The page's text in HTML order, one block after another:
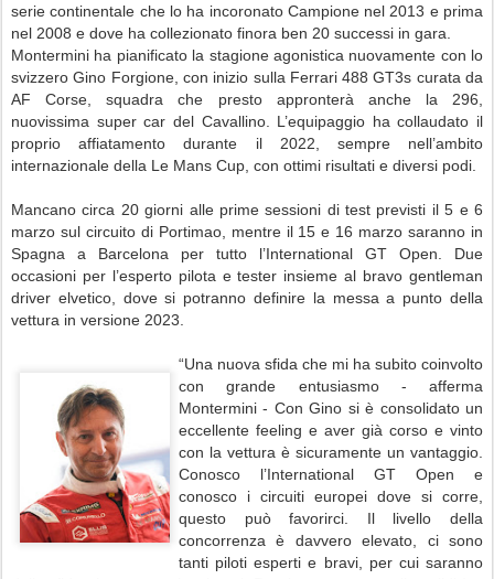
serie continentale che lo ha incoronato Campione nel 2013 e prima
nel 2008 e dove ha collezionato finora ben 20 successi in gara.
Montermini ha pianificato la stagione agonistica nuovamente con lo
svizzero Gino Forgione, con inizio sulla Ferrari 488 GT3s curata da
AF Corse, squadra che presto appronterà anche la 296,
nuovissima super car del Cavallino. L’equipaggio ha collaudato il
proprio affiatamento durante il 2022, sempre nell’ambito
internazionale della Le Mans Cup, con ottimi risultati e diversi podi.
Mancano circa 20 giorni alle prime sessioni di test previsti il 5 e 6
marzo sul circuito di Portimao, mentre il 15 e 16 marzo saranno in
Spagna a Barcelona per tutto l’International GT Open. Due
occasioni per l’esperto pilota e tester insieme al bravo gentleman
driver elvetico, dove si potranno definire la messa a punto della
vettura in versione 2023.
“Una nuova sfida che mi ha subito coinvolto
con grande entusiasmo - afferma
Montermini - Con Gino si è consolidato un
eccellente feeling e aver già corso e vinto
con la vettura è sicuramente un vantaggio.
Conosco l’International GT Open e
conosco i circuiti europei dove si corre,
questo può favorirci. Il livello della
concorrenza è davvero elevato, ci sono
tanti piloti esperti e bravi, per cui saranno